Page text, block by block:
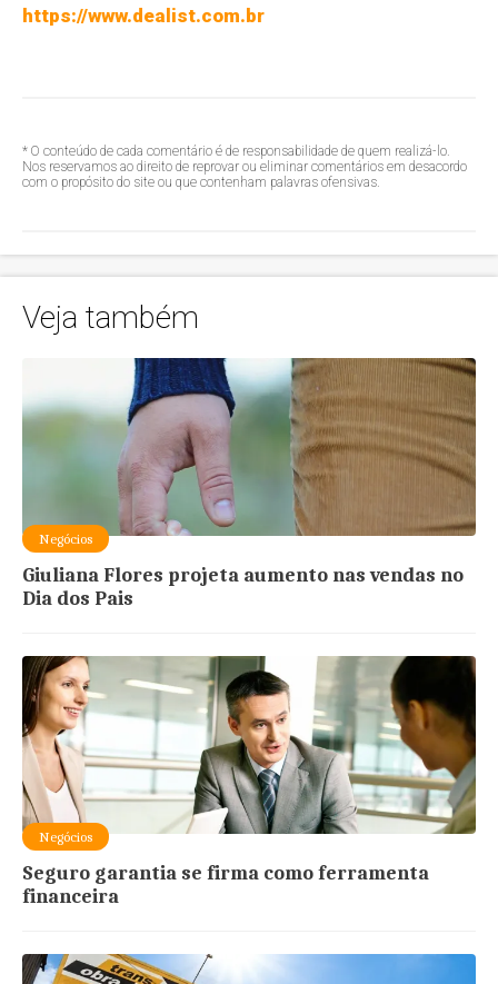
https://www.dealist.com.br
* O conteúdo de cada comentário é de responsabilidade de quem realizá-lo.
Nos reservamos ao direito de reprovar ou eliminar comentários em desacordo
com o propósito do site ou que contenham palavras ofensivas.
Veja também
Negócios
Giuliana Flores projeta aumento nas vendas no
Dia dos Pais
Negócios
Seguro garantia se firma como ferramenta
financeira